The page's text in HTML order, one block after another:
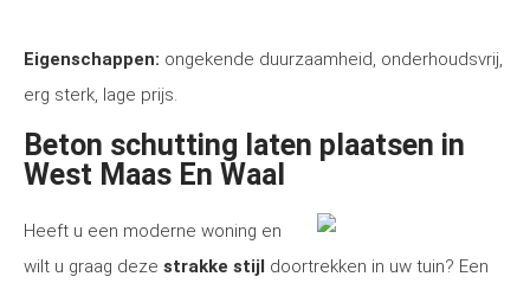
Eigenschappen: ongekende duurzaamheid, onderhoudsvrij,
erg sterk, lage prijs.
Beton schutting laten plaatsen in
West Maas En Waal
Heeft u een moderne woning en
wilt u graag deze strakke stijl doortrekken in uw tuin? Een